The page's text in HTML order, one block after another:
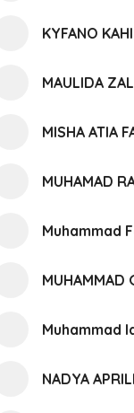
KYFANO
MAULIDA
MISHA ATIA
MUHAMAD
Muhammad
MUHAMMAD
Muhammad
NADYA